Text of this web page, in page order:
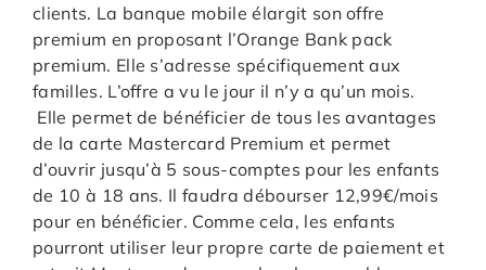
clients. La banque mobile élargit son offre
premium en proposant l’Orange Bank pack
premium. Elle s’adresse spécifiquement aux
familles. L’offre a vu le jour il n’y a qu’un mois.
Elle permet de bénéficier de tous les avantages
de la carte Mastercard Premium et permet
d’ouvrir jusqu’à 5 sous-comptes pour les enfants
de 10 à 18 ans. Il faudra débourser 12,99€/mois
pour en bénéficier. Comme cela, les enfants
pourront utiliser leur propre carte de paiement et